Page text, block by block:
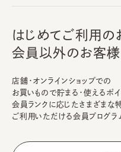
はじめてご利用の
会員以外のお客様
店舗・オンラインショップでの
お買いもので貯まる・使えるポイ
会員ランクに応じたさまざまな
ご利用いただける会員プログラ